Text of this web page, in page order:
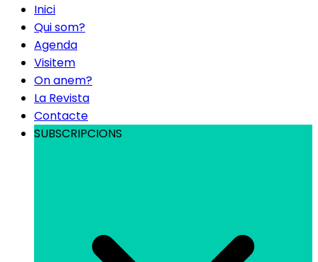
Inici
Qui som?
Agenda
Visitem
On anem?
La Revista
Contacte
SUBSCRIPCIONS